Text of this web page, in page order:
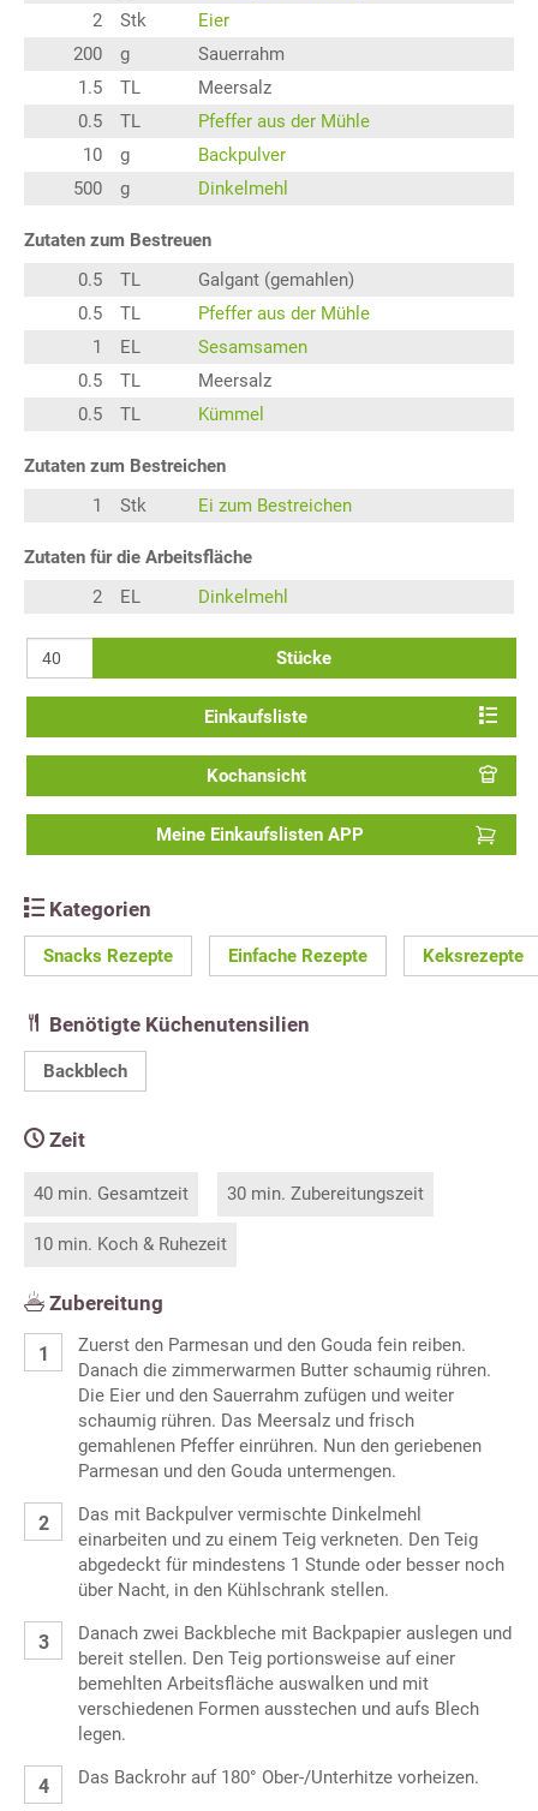
2
Stk
Eier
200
g
Sauerrahm
1.5
TL
Meersalz
0.5
TL
Pfeffer aus der Mühle
10
g
Backpulver
500
g Dinkelmehl
Zutaten zum Bestreuen
0.5
TL
Galgant (gemahlen)
0.5
TL
Pfeffer aus der Mühle
1
EL
Sesamsamen
0.5
TL
Meersalz
0.5
TL Kümmel
Zutaten zum Bestreichen
1
Stk Ei zum Bestreichen
Zutaten für die Arbeitsfläche
2
EL Dinkelmehl
Stücke
Einkaufsliste
Kochansicht
Meine Einkaufslisten APP
Kategorien
Snacks Rezepte Einfache Rezepte Keksrezepte
Benötigte Küchenutensilien
Backblech
Zeit
40 min. Gesamtzeit 30 min. Zubereitungszeit
10 min. Koch & Ruhezeit
Zubereitung
Zuerst den Parmesan und den Gouda fein reiben.
Danach die zimmerwarmen Butter schaumig rühren.
Die Eier und den Sauerrahm zufügen und weiter
schaumig rühren. Das Meersalz und frisch
gemahlenen Pfeffer einrühren. Nun den geriebenen
Parmesan und den Gouda untermengen.
Das mit Backpulver vermischte Dinkelmehl
einarbeiten und zu einem Teig verkneten. Den Teig
abgedeckt für mindestens 1 Stunde oder besser noch
über Nacht, in den Kühlschrank stellen.
Danach zwei Backbleche mit Backpapier auslegen und
bereit stellen. Den Teig portionsweise auf einer
bemehlten Arbeitsfläche auswalken und mit
verschiedenen Formen ausstechen und aufs Blech
legen.
Das Backrohr auf 180° Ober-/Unterhitze vorheizen.